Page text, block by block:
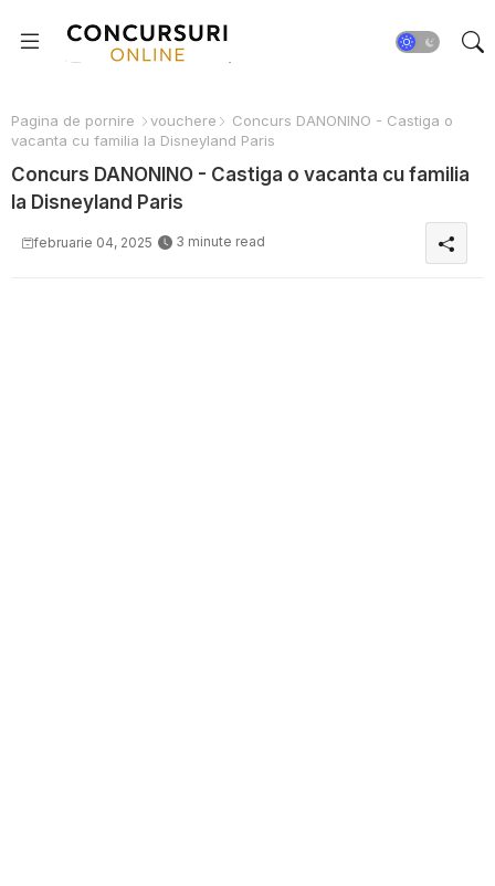
Pagina de pornire vouchere
Concurs DANONINO - Castiga o
vacanta cu familia la Disneyland Paris
Concurs DANONINO - Castiga o vacanta cu familia
la Disneyland Paris
februarie 04, 2025 3 minute read